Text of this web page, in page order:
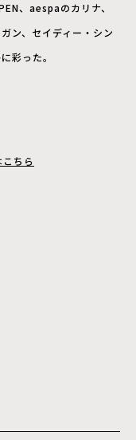
、aespaのカリナ、
ン、セイディー・シン
彩った。
ちら